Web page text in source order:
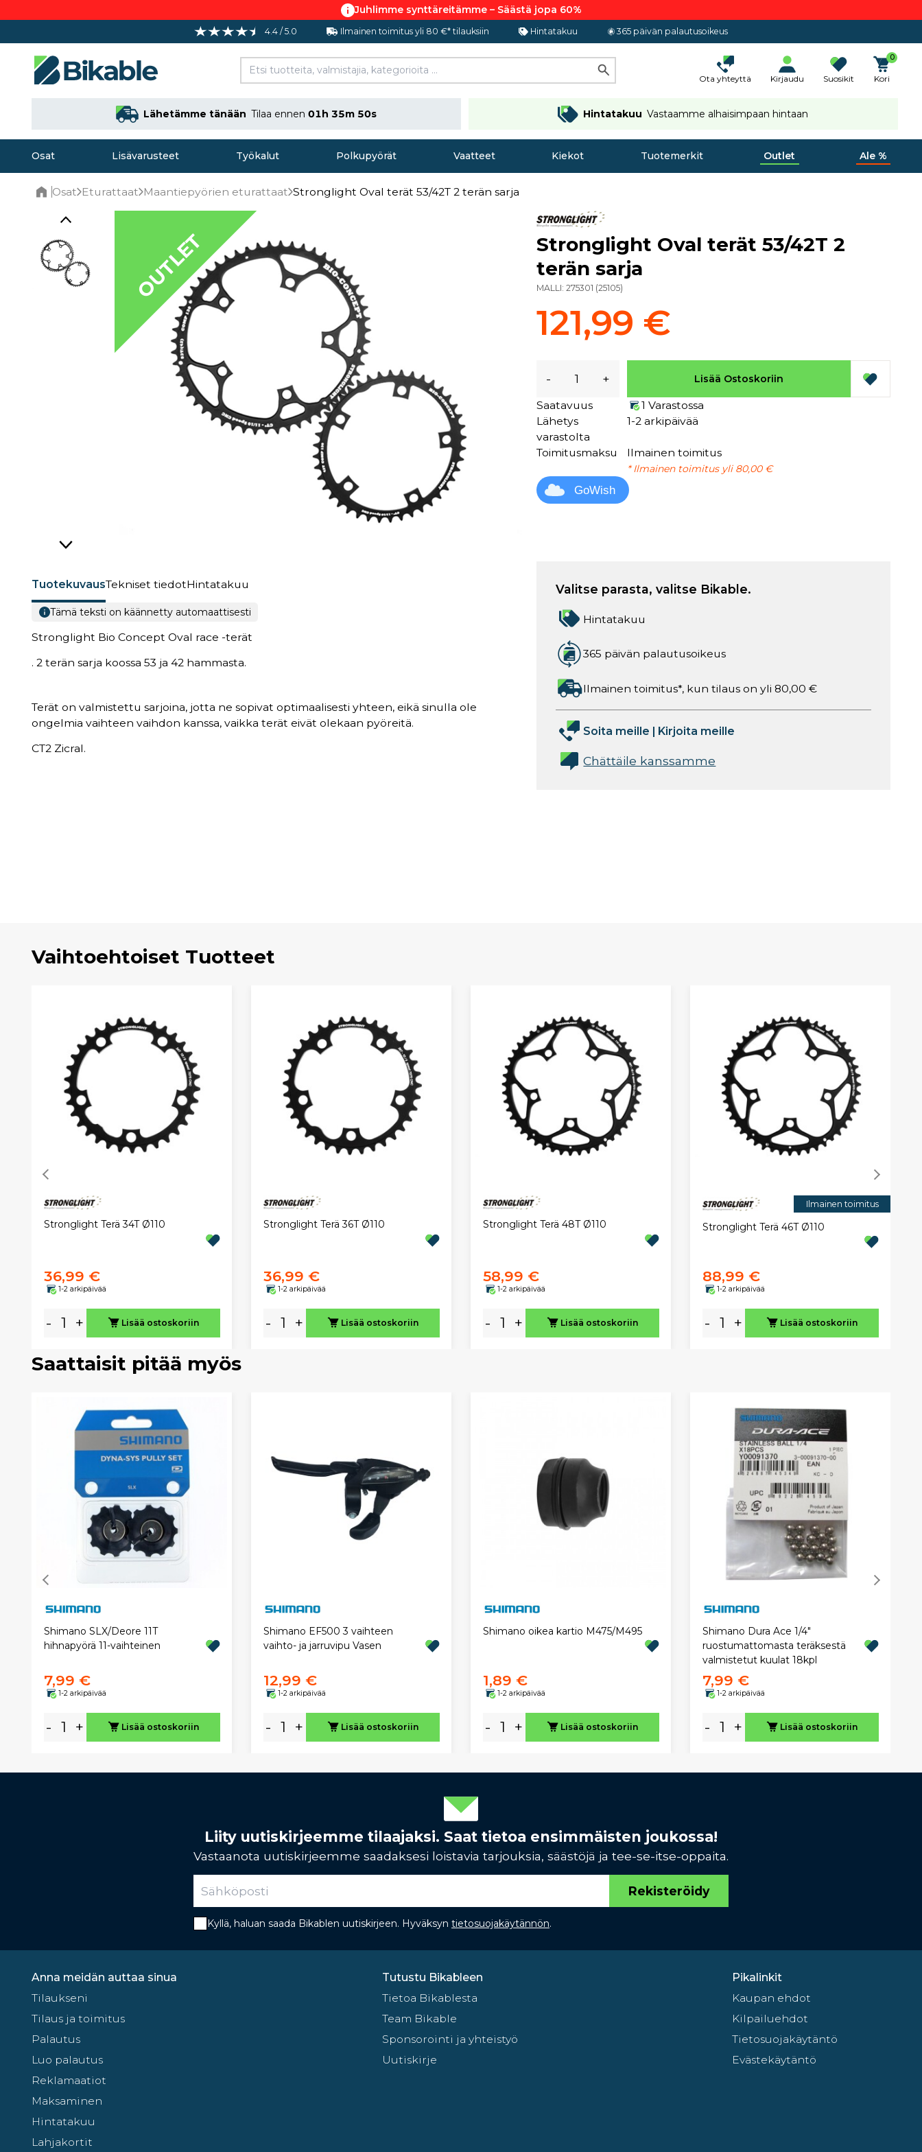
Juhlimme synttäreitämme – Säästä jopa 60%
4.4 / 5.0 Ilmainen toimitus yli 80 €* tilauksiin Hintatakuu 365 päivän palautusoikeus
Ota yhteyttä Kirjaudu Suosikit
0
Kori
Lähetämme tänään Tilaa ennen 01h 35m 49s Hintatakuu Vastaamme alhaisimpaan hintaan
Osat Lisävarusteet Työkalut Polkupyörät Vaatteet Kiekot Tuotemerkit Outlet Ale %
Osat Eturattaat Maantiepyörien eturattaat Stronglight Oval terät 53/42T 2 terän sarja
OUTLET
TuotekuvausTekniset tiedotHintatakuu
Tämä teksti on käännetty automaattisesti
Stronglight Bio Concept Oval race -terät
. 2 terän sarja koossa 53 ja 42 hammasta.
Terät on valmistettu sarjoina, jotta ne sopivat optimaalisesti yhteen, eikä sinulla ole
ongelmia vaihteen vaihdon kanssa, vaikka terät eivät olekaan pyöreitä.
CT2 Zicral.
Stronglight Oval terät 53/42T 2
terän sarja
MALLI:275301 (25105)
121,99 €
- + Lisää Ostoskoriin
Saatavuus
1 Varastossa
Lähetys
varastolta
1-2 arkipäivää
Toimitusmaksu Ilmainen toimitus
* Ilmainen toimitus yli 80,00 €
GoWish
Valitse parasta, valitse Bikable.
Hintatakuu
365 päivän palautusoikeus
Ilmainen toimitus*, kun tilaus on yli 80,00 €
Soita meille | Kirjoita meille
Chättäile kanssamme
Vaihtoehtoiset Tuotteet
Stronglight Terä 34T Ø110
36,99 €
1-2 arkipäivää
- + Lisää ostoskoriin
Stronglight Terä 36T Ø110
36,99 €
1-2 arkipäivää
- + Lisää ostoskoriin
Stronglight Terä 48T Ø110
58,99 €
1-2 arkipäivää
- + Lisää ostoskoriin
Ilmainen toimitus
Stronglight Terä 46T Ø110
88,99 €
1-2 arkipäivää
- + Lisää ostoskoriin
Saattaisit pitää myös
Shimano SLX/Deore 11T
hihnapyörä 11-vaihteinen
7,99 €
1-2 arkipäivää
- + Lisää ostoskoriin
Shimano EF500 3 vaihteen
vaihto- ja jarruvipu Vasen
12,99 €
1-2 arkipäivää
- + Lisää ostoskoriin
Shimano oikea kartio M475/M495
1,89 €
1-2 arkipäivää
- + Lisää ostoskoriin
Shimano Dura Ace 1/4"
ruostumattomasta teräksestä
valmistetut kuulat 18kpl
7,99 €
1-2 arkipäivää
- + Lisää ostoskoriin
Liity uutiskirjeemme tilaajaksi. Saat tietoa ensimmäisten joukossa!
Vastaanota uutiskirjeemme saadaksesi loistavia tarjouksia, säästöjä ja tee-se-itse-oppaita.
Rekisteröidy
Kyllä, haluan saada Bikablen uutiskirjeen. Hyväksyn tietosuojakäytännön.
Anna meidän auttaa sinua
Tilaukseni
Tilaus ja toimitus
Palautus
Luo palautus
Reklamaatiot
Maksaminen
Hintatakuu
Lahjakortit
Tutustu Bikableen
Tietoa Bikablesta
Team Bikable
Sponsorointi ja yhteistyö
Uutiskirje
Pikalinkit
Kaupan ehdot
Kilpailuehdot
Tietosuojakäytäntö
Evästekäytäntö